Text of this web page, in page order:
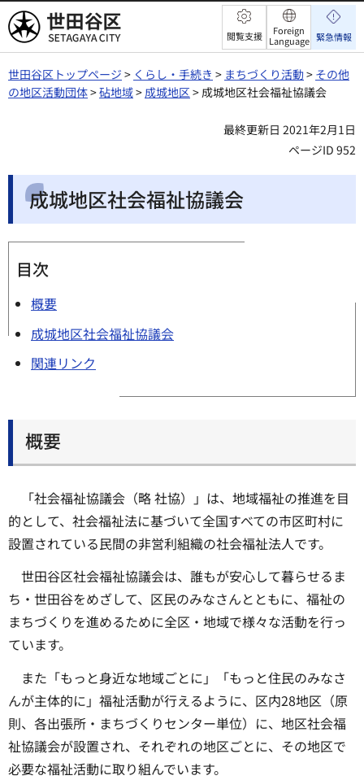
世田谷区 閲覧支援
Foreign
Language 緊急情報
世田谷区トップページ > くらし・手続き > まちづくり活動> その他
の地区活動団体>砧地域> 成城地区> 成城地区社会福祉協議会
最終更新日 2021年2月1日
ページID 952
成城地区社会福祉協議会
目次
概要
成城地区社会福祉協議会
関連リンク
概要
「社会福祉協議会（略 社協）」は、地域福祉の推進を目
的として、社会福祉法に基づいて全国すべての市区町村に
設置されている民間の非営利組織の社会福祉法人です。
世田谷区社会福祉協議会は、誰もが安心して暮らせるま
ち・世田谷をめざして、区民のみなさんとともに、福祉の
まちづくりを進めるために全区・地域で様々な活動を行っ
ています。
また「もっと身近な地域ごとに」「もっと住民のみなさ
んが主体的に」福祉活動が行えるように、区内28地区（原
則、各出張所・まちづくりセンター単位）に、地区社会福
祉協議会が設置され、それぞれの地区ごとに、その地区で
必要な福祉活動に取り組んでいます。